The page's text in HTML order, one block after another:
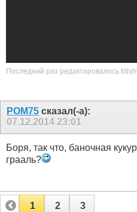
Последний раз редактировалось
РОМ75 сказал(-а):
07.12.2014 23:01
Боря, так что, баночная
грааль?
1 2 3